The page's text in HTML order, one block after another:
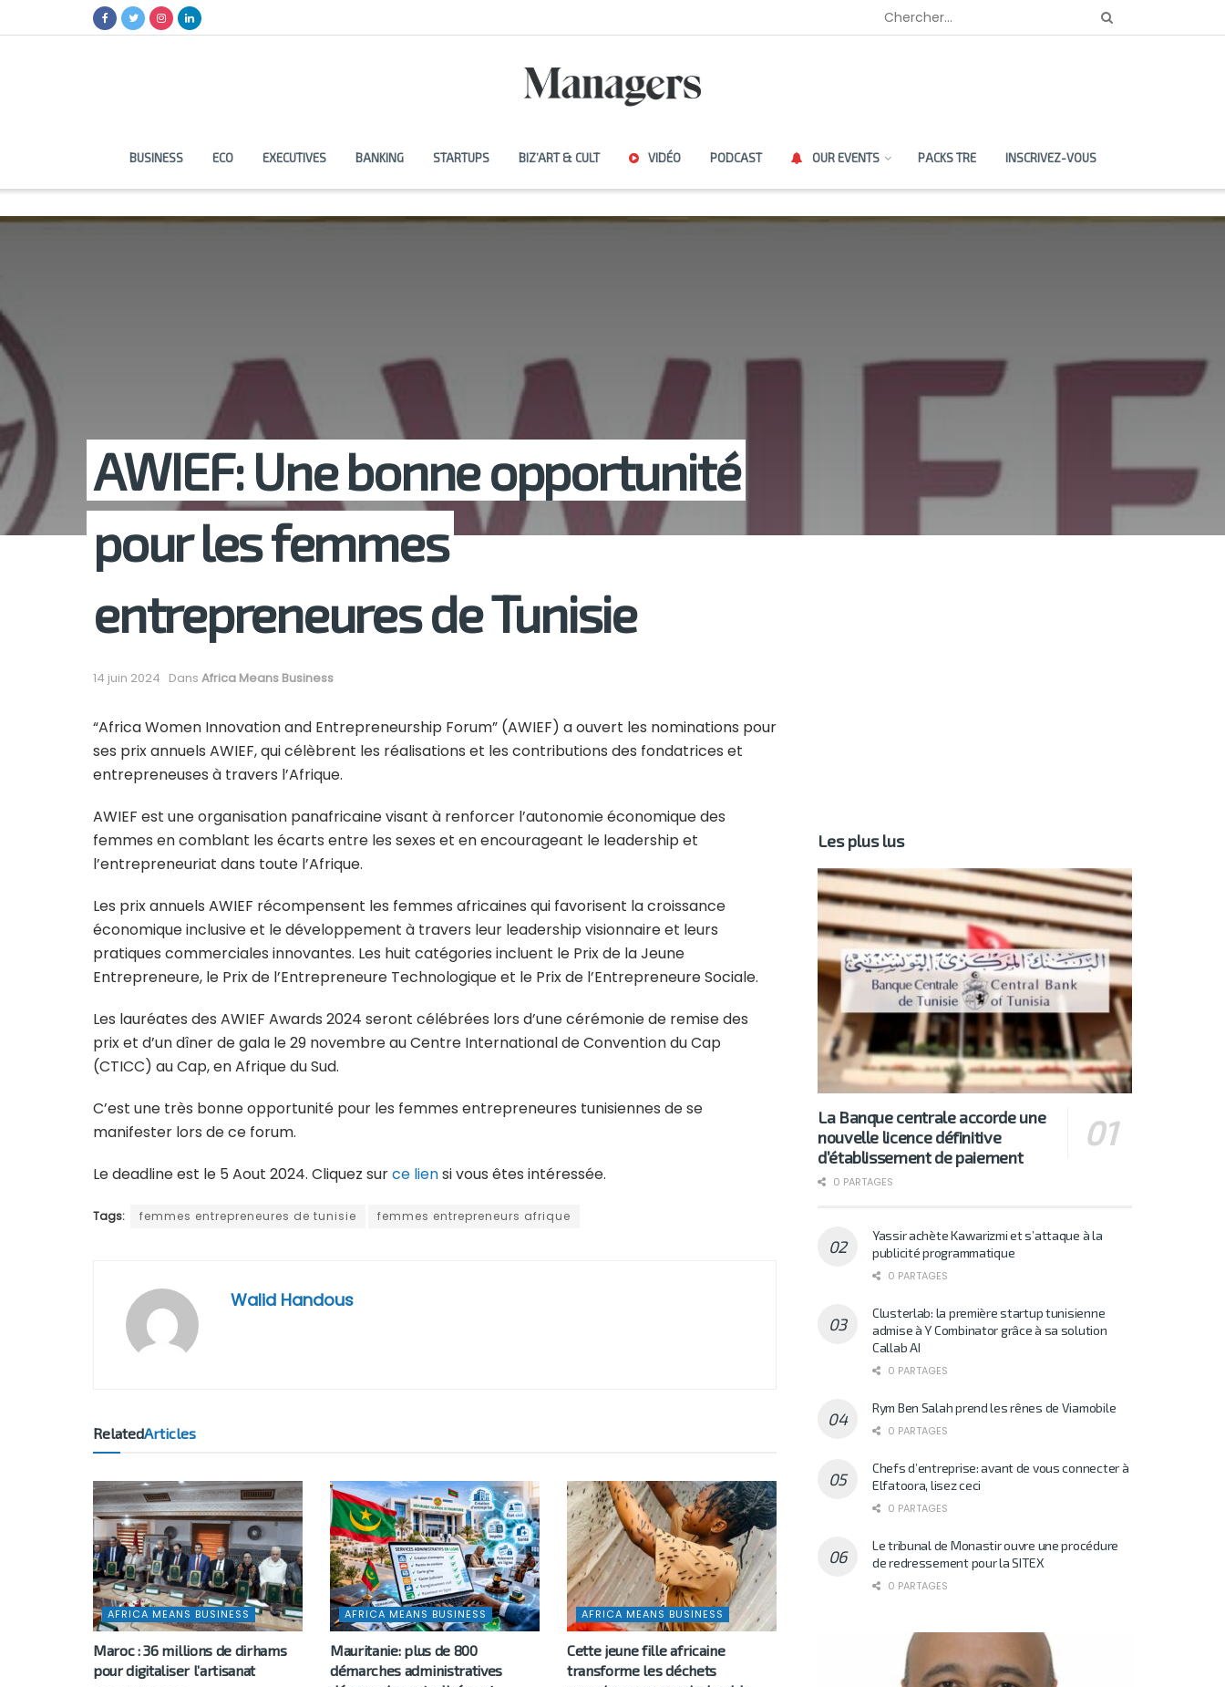
BUSINESS ECO EXECUTIVES BANKING STARTUPS BIZ’ART & CULT VIDÉO PODCAST OUR EVENTS PACKS TRE INSCRIVEZ-VOUS
AWIEF: Une bonne opportunité
pour les femmes
entrepreneures de Tunisie
14 juin 2024 Dans Africa Means Business
“Africa Women Innovation and Entrepreneurship Forum” (AWIEF) a ouvert les nominations pour
ses prix annuels AWIEF, qui célèbrent les réalisations et les contributions des fondatrices et
entrepreneuses à travers l’Afrique.
AWIEF est une organisation panafricaine visant à renforcer l’autonomie économique des
femmes en comblant les écarts entre les sexes et en encourageant le leadership et
l’entrepreneuriat dans toute l’Afrique.
Les prix annuels AWIEF récompensent les femmes africaines qui favorisent la croissance
économique inclusive et le développement à travers leur leadership visionnaire et leurs
pratiques commerciales innovantes. Les huit catégories incluent le Prix de la Jeune
Entrepreneure, le Prix de l’Entrepreneure Technologique et le Prix de l’Entrepreneure Sociale.
Les lauréates des AWIEF Awards 2024 seront célébrées lors d’une cérémonie de remise des
prix et d’un dîner de gala le 29 novembre au Centre International de Convention du Cap
(CTICC) au Cap, en Afrique du Sud.
C’est une très bonne opportunité pour les femmes entrepreneures tunisiennes de se
manifester lors de ce forum.
Le deadline est le 5 Aout 2024. Cliquez surce liensi vous êtes intéressée.
Tags: femmes entrepreneures de tunisie femmes entrepreneurs afrique
Walid Handous
RelatedArticles
AFRICA MEANS BUSINESS
Maroc : 36 millions de dirhams
pour digitaliser l’artisanat
AFRICA MEANS BUSINESS
Mauritanie: plus de 800
démarches administratives
AFRICA MEANS BUSINESS
Cette jeune fille africaine
transforme les déchets
Les plus lus
La Banque centrale accorde une
nouvelle licence définitive
d’établissement de paiement
0 PARTAGES
Yassir achète Kawarizmi et s’attaque à la
publicité programmatique
0 PARTAGES
Clusterlab: la première startup tunisienne
admise à Y Combinator grâce à sa solution
Callab AI
0 PARTAGES
Rym Ben Salah prend les rênes de Viamobile
0 PARTAGES
Chefs d’entreprise: avant de vous connecter à
Elfatoora, lisez ceci
0 PARTAGES
Le tribunal de Monastir ouvre une procédure
de redressement pour la SITEX
0 PARTAGES